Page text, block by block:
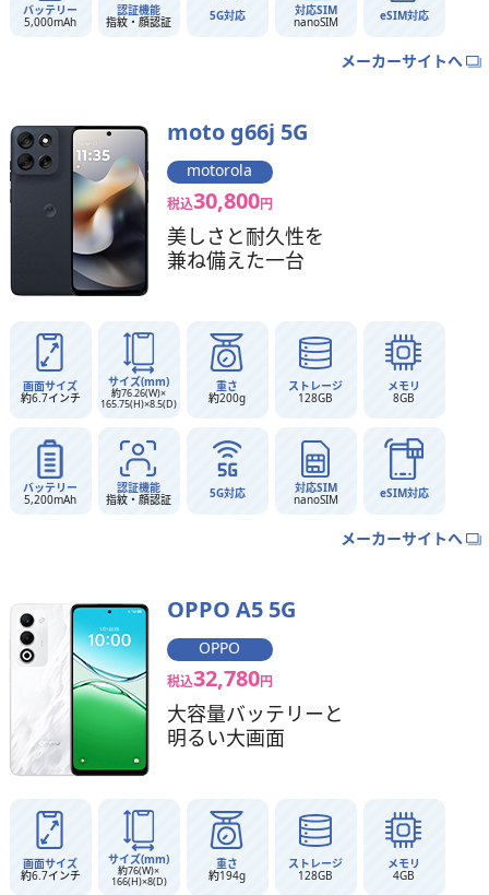
バッテリー
5,000mAh
認証機能
指紋・顔認証 5G対応 対応SIM
nanoSIM eSIM対応
メーカーサイトへ
moto g66j 5G
motorola
税込30,800円
美しさと耐久性を
兼ね備えた一台
画面サイズ
約6.7インチ
サイズ(mm)
約76.26(W)×
165.75(H)×8.5(D)
重さ
約200g
ストレージ
128GB
メモリ
8GB
バッテリー
5,200mAh
認証機能
指紋・顔認証 5G対応 対応SIM
nanoSIM eSIM対応
メーカーサイトへ
OPPO A5 5G
OPPO
税込32,780円
大容量バッテリーと
明るい大画面
画面サイズ
約6.7インチ
サイズ(mm)
約76(W)×
166(H)×8(D)
重さ
約194g
ストレージ
128GB
メモリ
4GB